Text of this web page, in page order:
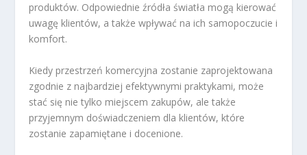
produktów. Odpowiednie źródła światła mogą kierować
uwagę klientów, a także wpływać na ich samopoczucie i
komfort.
Kiedy przestrzeń komercyjna zostanie zaprojektowana
zgodnie z najbardziej efektywnymi praktykami, może
stać się nie tylko miejscem zakupów, ale także
przyjemnym doświadczeniem dla klientów, które
zostanie zapamiętane i docenione.